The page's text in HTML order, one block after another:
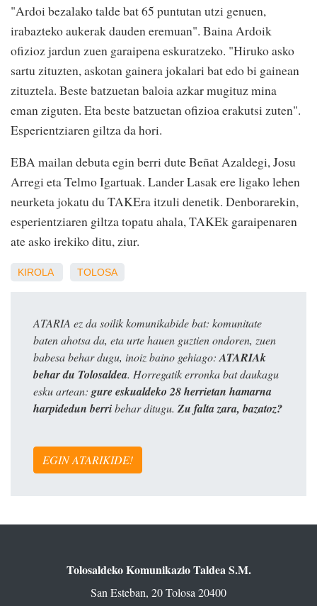
"Ardoi bezalako talde bat 65 puntutan utzi genuen,
irabazteko aukerak dauden eremuan". Baina Ardoik
ofizioz jardun zuen garaipena eskuratzeko. "Hiruko asko
sartu zituzten, askotan gainera jokalari bat edo bi gainean
zituztela. Beste batzuetan baloia azkar mugituz mina
eman ziguten. Eta beste batzuetan ofizioa erakutsi zuten".
Esperientziaren giltza da hori.
EBA mailan debuta egin berri dute Beñat Azaldegi, Josu
Arregi eta Telmo Igartuak. Lander Lasak ere ligako lehen
neurketa jokatu du TAKEra itzuli denetik. Denborarekin,
esperientziaren giltza topatu ahala, TAKEk garaipenaren
ate asko irekiko ditu, ziur.
KIROLA TOLOSA
ATARIA ez da soilik komunikabide bat: komunitate
baten ahotsa da, eta urte hauen guztien ondoren, zuen
babesa behar dugu, inoiz baino gehiago: ATARIAk
behar du Tolosaldea. Horregatik erronka bat daukagu
esku artean: gure eskualdeko 28 herrietan hamarna
harpidedun berribehar ditugu. Zu falta zara, bazatoz?
EGIN ATARIKIDE!
Tolosaldeko Komunikazio Taldea S.M.
San Esteban, 20 Tolosa 20400